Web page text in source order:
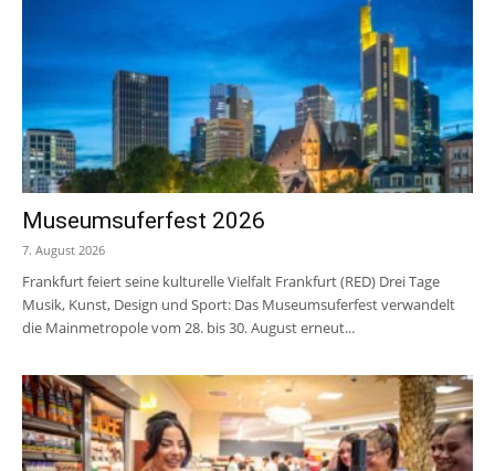
Museumsuferfest 2026
7. August 2026
Frankfurt feiert seine kulturelle Vielfalt Frankfurt (RED) Drei Tage
Musik, Kunst, Design und Sport: Das Museumsuferfest verwandelt
die Mainmetropole vom 28. bis 30. August erneut...